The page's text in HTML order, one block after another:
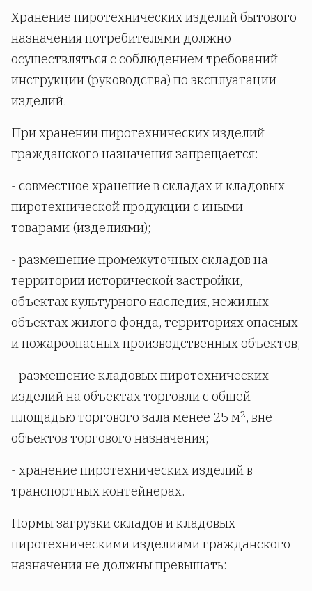
Хранение пиротехнических изделий бытового
назначения потребителями должно
осуществляться с соблюдением требований
инструкции (руководства) по эксплуатации
изделий.
При хранении пиротехнических изделий
гражданского назначения запрещается:
- совместное хранение в складах и кладовых
пиротехнической продукции с иными
товарами (изделиями);
- размещение промежуточных складов на
территории исторической застройки,
объектах культурного наследия, нежилых
объектах жилого фонда, территориях опасных
и пожароопасных производственных объектов;
- размещение кладовых пиротехнических
изделий на объектах торговли с общей
площадью торгового зала менее 25 м2, вне
объектов торгового назначения;
- хранение пиротехнических изделий в
транспортных контейнерах.
Нормы загрузки складов и кладовых
пиротехническими изделиями гражданского
назначения не должны превышать: